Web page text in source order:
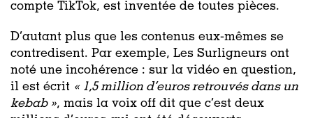
compte TikTok, est inventée de toutes pièces.
D’autant plus que les contenus eux-mêmes se
contredisent. Par exemple, Les Surligneurs ont
noté une incohérence : sur la vidéo en question,
il est écrit « 1,5 million d’eurosretrouvés dans un
kebab », mais la voix off dit que c’est deux